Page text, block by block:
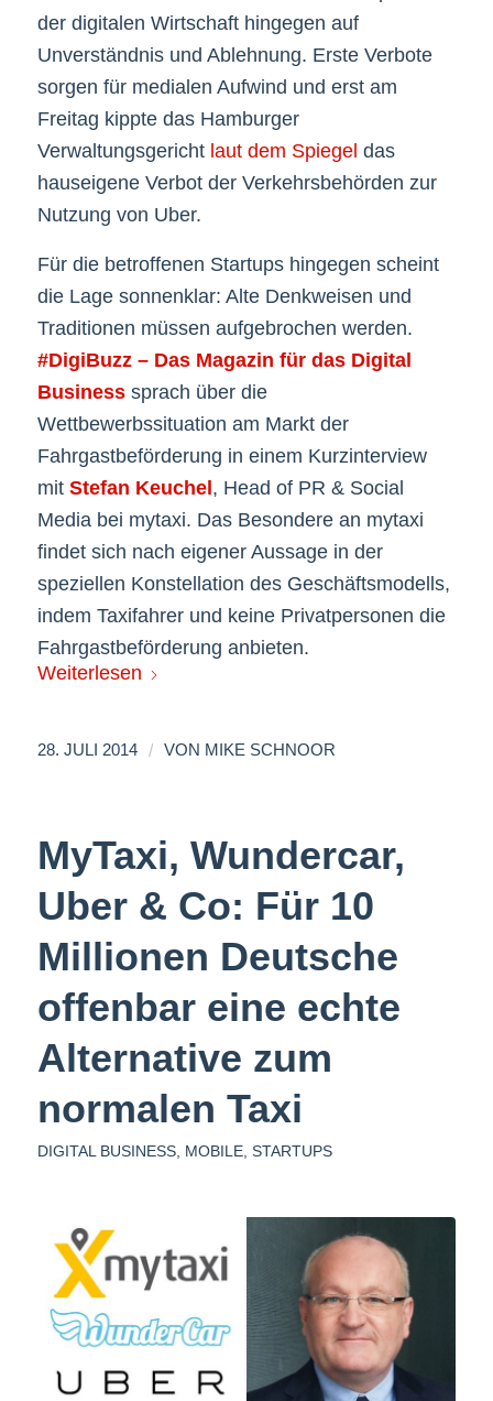
der digitalen Wirtschaft hingegen auf
Unverständnis und Ablehnung. Erste Verbote
sorgen für medialen Aufwind und erst am
Freitag kippte das Hamburger
Verwaltungsgericht laut dem Spiegel das
hauseigene Verbot der Verkehrsbehörden zur
Nutzung von Uber.
Für die betroffenen Startups hingegen scheint
die Lage sonnenklar: Alte Denkweisen und
Traditionen müssen aufgebrochen werden.
#DigiBuzz – Das Magazin für das Digital
Businesssprach über die
Wettbewerbssituation am Markt der
Fahrgastbeförderung in einem Kurzinterview
mit Stefan Keuchel, Head of PR & Social
Media bei mytaxi. Das Besondere an mytaxi
findet sich nach eigener Aussage in der
speziellen Konstellation des Geschäftsmodells,
indem Taxifahrer und keine Privatpersonen die
Fahrgastbeförderung anbieten.
Weiterlesen
28. JULI 2014 / VON MIKE SCHNOOR
MyTaxi, Wundercar,
Uber & Co: Für 10
Millionen Deutsche
offenbar eine echte
Alternative zum
normalen Taxi
DIGITAL BUSINESS, MOBILE, STARTUPS